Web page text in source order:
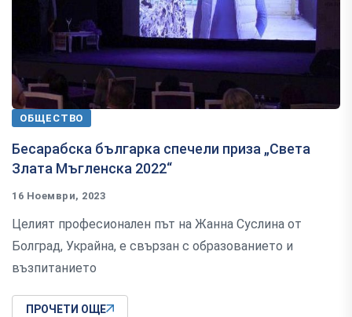
ОБЩЕСТВО
Бесарабска българка спечели приза „Света
Злата Мъгленска 2022“
16 Ноември, 2023
Целият професионален път на Жанна Суслина от
Болград, Украйна, е свързан с образованието и
възпитанието
ПРОЧЕТИ ОЩЕ